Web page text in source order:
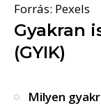
Forrás: Pexels
Gyakran
(GYIK)
Milyen